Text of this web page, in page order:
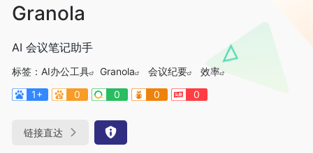
Granola
AI 会议笔记助手
标签： AI办公工具 Granola 会议纪要
效率
1+
0 0 0 0
链接直达